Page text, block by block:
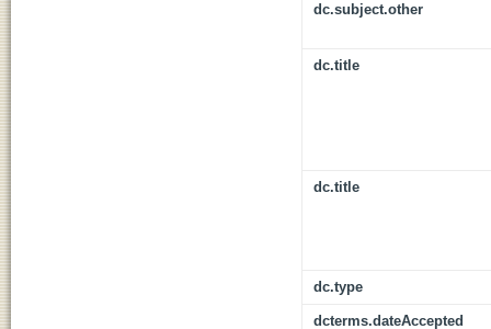
dc.subject.other
dc.title
dc.title
dc.type
dcterms.dateAccepted